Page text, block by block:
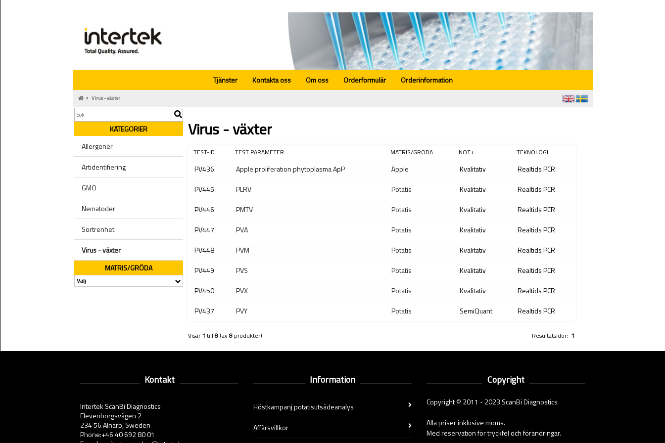
Tjänster Kontakta oss Om oss Orderformulär Orderinformation
Virus - växter
KATEGORIER
Allergener
Artidentifiering
GMO
Nematoder
Sortrenhet
Virus - växter
MATRIS/GRÖDA
Virus - växter
TEST-ID TEST PARAMETER MATRIS/GRÖDA NOT+ TEKNOLOGI
PV436 Apple proliferation phytoplasma ApP Äpple Kvalitativ
Realtids PCR
PV445
PLRV Potatis Kvalitativ
Realtids PCR
PV446
PMTV Potatis Kvalitativ
Realtids PCR
PV447
PVA Potatis Kvalitativ
Realtids PCR
PV448
PVM Potatis Kvalitativ
Realtids PCR
PV449
PVS Potatis Kvalitativ
Realtids PCR
PV450
PVX Potatis Kvalitativ
Realtids PCR
PV437
PVY Potatis SemiQuant Realtids PCR
Visar1 till 8 (av8 produkter) Resultatsidor: 1
Kontakt
Intertek ScanBi Diagnostics
Elevenborgsvägen 2
234 56 Alnarp, Sweden
Phone:+46 40 692 80 01
Information
Höstkampanj potatisutsädeanalys
Affärsvillkor
Copyright
Copyright © 2011 - 2023 ScanBi Diagnostics
Alla priser inklusive moms.
Med reservation för tryckfel och förändringar.